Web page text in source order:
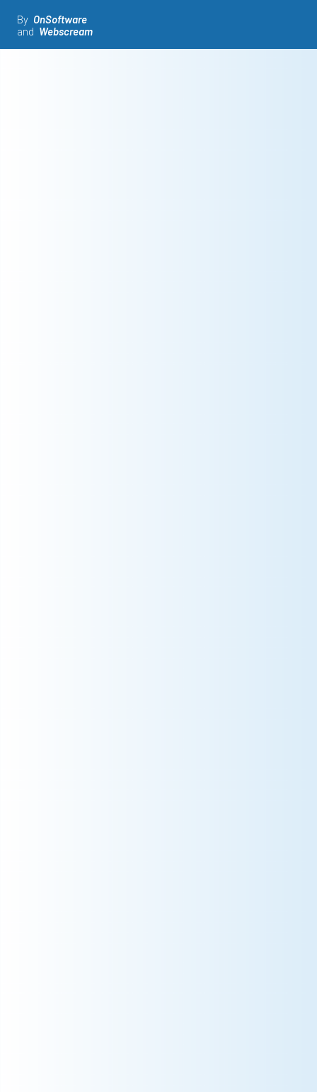
By OnSoftware
and Webscream